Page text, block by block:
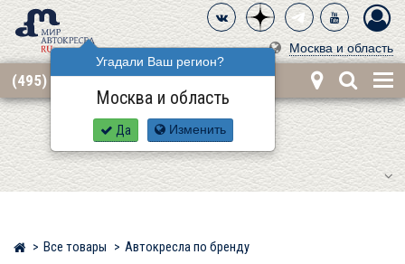
Москва и область
Угадали Ваш регион?
Москва и область
Да Изменить
(495) 668-12-62
Мир детских автокресел
Все товары Автокресла по бренду